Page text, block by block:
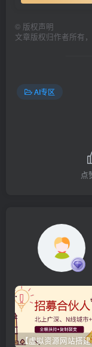
© 版权声明
文章版权归作者所有
AI专区
点
【虚拟资